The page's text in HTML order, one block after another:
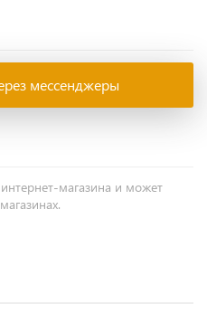
мессенджеры
магазина и может